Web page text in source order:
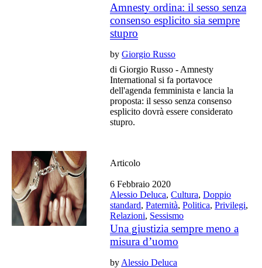
Amnesty ordina: il sesso senza
consenso esplicito sia sempre
stupro
byGiorgio Russo
di Giorgio Russo - Amnesty
International si fa portavoce
dell'agenda femminista e lancia la
proposta: il sesso senza consenso
esplicito dovrà essere considerato
stupro.
Articolo
6 Febbraio 2020
Alessio Deluca,Cultura,Doppio
standard,Paternità,Politica,Privilegi,
Relazioni, Sessismo
Una giustizia sempre meno a
misura d’uomo
by Alessio Deluca